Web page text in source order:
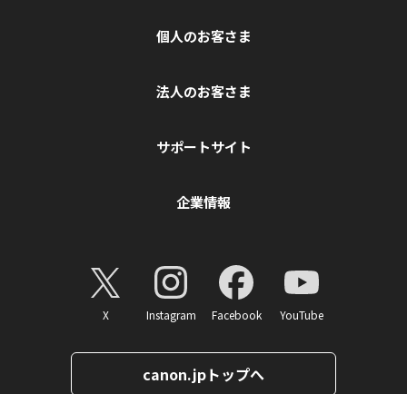
個人のお客さま
法人のお客さま
サポートサイト
企業情報
X Instagram Facebook YouTube
canon.jpトップへ